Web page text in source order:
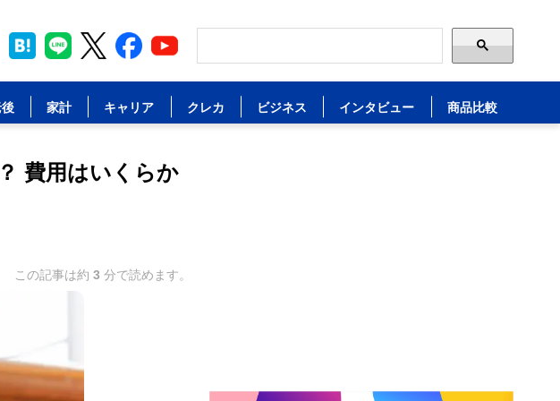
家計 キャリア クレカ ビジネス インタビュー 商品比較
費用はいくらか
この記事は約 3 分で読めます。